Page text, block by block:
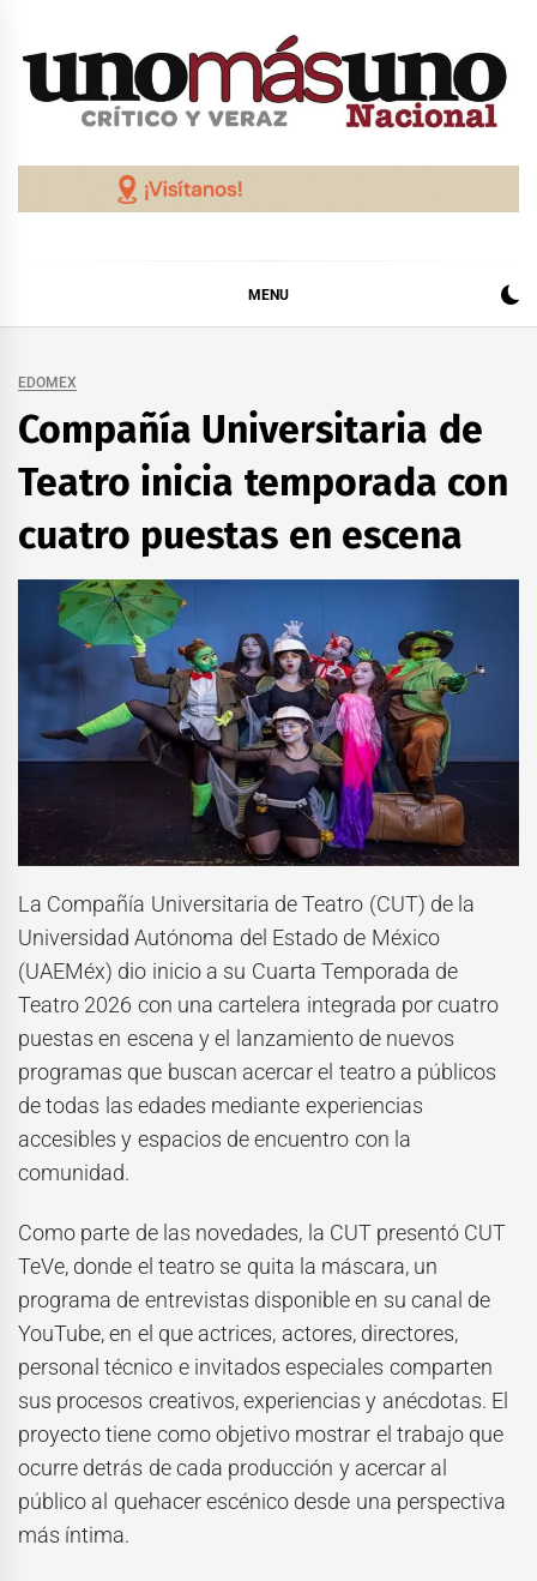
MENU
EDOMEX
Compañía Universitaria de
Teatro inicia temporada con
cuatro puestas en escena
La Compañía Universitaria de Teatro (CUT) de la
Universidad Autónoma del Estado de México
(UAEMéx) dio inicio a su Cuarta Temporada de
Teatro 2026 con una cartelera integrada por cuatro
puestas en escena y el lanzamiento de nuevos
programas que buscan acercar el teatro a públicos
de todas las edades mediante experiencias
accesibles y espacios de encuentro con la
comunidad.
Como parte de las novedades, la CUT presentó CUT
TeVe, donde el teatro se quita la máscara, un
programa de entrevistas disponible en su canal de
YouTube, en el que actrices, actores, directores,
personal técnico e invitados especiales comparten
sus procesos creativos, experiencias y anécdotas. El
proyecto tiene como objetivo mostrar el trabajo que
ocurre detrás de cada producción y acercar al
público al quehacer escénico desde una perspectiva
más íntima.